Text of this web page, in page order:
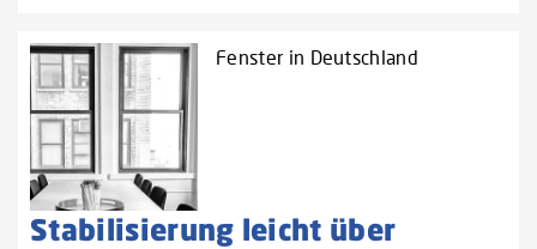
Fenster in Deutschland
Stabilisierung leicht über